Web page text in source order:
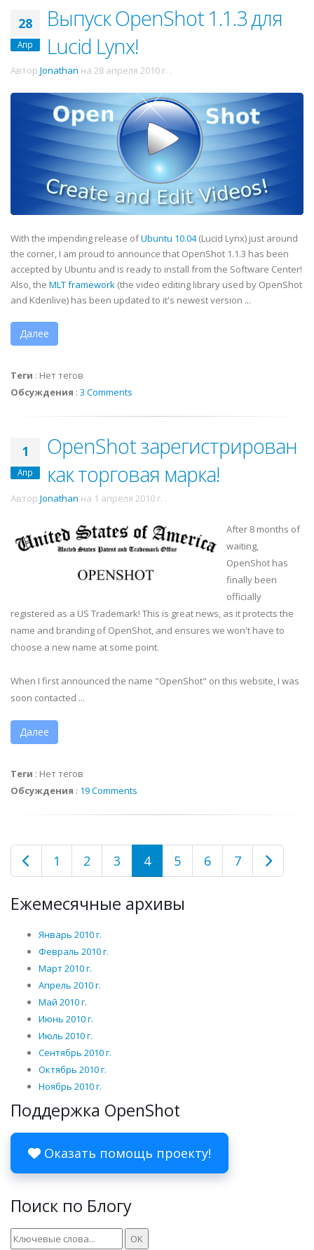
28
Апр
Выпуск OpenShot 1.1.3 для
Lucid Lynx!
Автор Jonathan на 28 апреля 2010 г. .
With the impending release ofUbuntu 10.04(Lucid Lynx) just around
the corner, I am proud to announce that OpenShot 1.1.3 has been
accepted by Ubuntu and is ready to install from the Software Center!
Also, the MLT framework (the video editing library used by OpenShot
and Kdenlive) has been updated to it's newest version ...
Далее
Теги : Нет тегов
Обсуждения : 3 Comments
1
Апр
OpenShot зарегистрирован
как торговая марка!
Автор Jonathan на 1 апреля 2010 г. .
After 8 months of
waiting,
OpenShot has
finally been
officially
registered as a US Trademark! This is great news, as it protects the
name and branding of OpenShot, and ensures we won't have to
choose a new name at some point.
When I first announced the name "OpenShot" on this website, I was
soon contacted ...
Далее
Теги : Нет тегов
Обсуждения : 19 Comments
1 2 3 4 5 6 7
Ежемесячные архивы
Январь 2010 г.
Февраль 2010 г.
Март 2010 г.
Апрель 2010 г.
Май 2010 г.
Июнь 2010 г.
Июль 2010 г.
Сентябрь 2010 г.
Октябрь 2010 г.
Ноябрь 2010 г.
Поддержка OpenShot
Оказать помощь проекту!
Поиск по Блогу